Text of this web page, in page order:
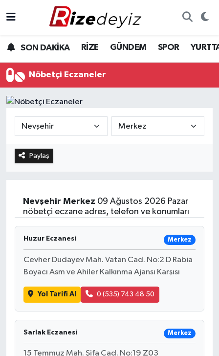
SON DAKİKA RİZE GÜNDEM SPOR
Nöbetçi Eczaneler
Paylaş
Nevşehir Merkez 09 Ağustos 2026 Pazar
nöbetçi eczane adres, telefon ve konumları
Huzur Eczanesi Merkez
Cevher Dudayev Mah. Vatan Cad. No:2 D Rabia
Boyacı Asm ve Ahiler Kalkınma Ajansı Karşısı
Yol Tarifi Al 0 (535) 743 48 50
Sarlak Eczanesi Merkez
15 Temmuz Mah. Şifa Cad. No:19 Z03
Gündem
Yurttan Haberler
Teknoloji
Sağlık
Rize Hava Durumu
Rize Trafik Yoğunluk Haritası
Tüm Manşetler
Son Dakika Haberleri